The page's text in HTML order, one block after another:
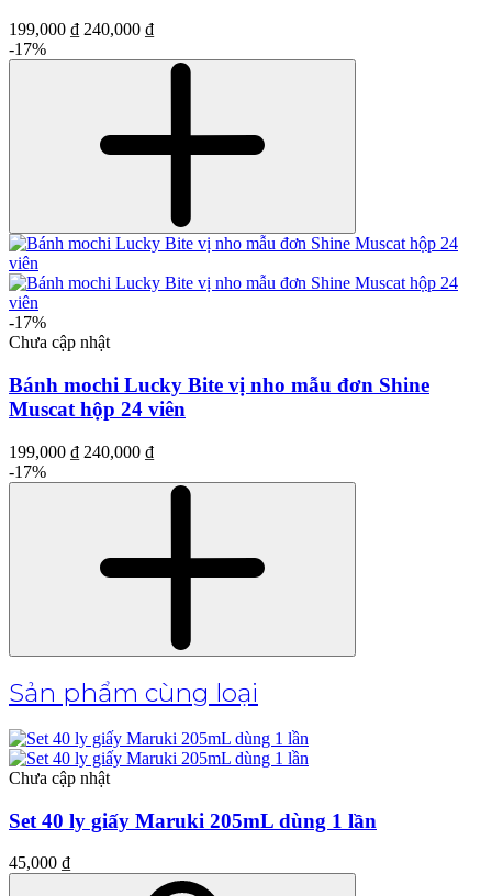
199,000 ₫ 240,000 ₫
-17%
-17%
Chưa cập nhật
Bánh mochi Lucky Bite vị nho mẫu đơn Shine
Muscat hộp 24 viên
199,000 ₫ 240,000 ₫
-17%
Sản phẩm cùng loại
Chưa cập nhật
Set 40 ly giấy Maruki 205mL dùng 1 lần
45,000 ₫